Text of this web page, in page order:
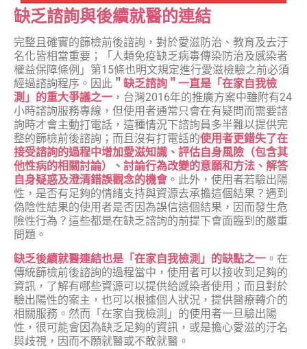
缺乏諮詢與後續就醫的連結
完整且確實的篩檢前後諮詢，對於愛滋防治、教育及去汙
名化皆相當重要；「人類免疫缺乏病毒傳染防治及感染者
權益保障條例」第15條也明文規定進行愛滋檢驗之前必須
經過諮詢程序。因此 ＂ 缺乏諮詢＂一直是「在家自我檢
測」的重大爭議之一 ，台灣2016年的推廣方案中雖附有24
小時諮詢服務專線，但使用者通常只會在有疑問而需要諮
詢時才會主動打電話，這種情況下諮詢員多半難以提供完
整的篩檢前後諮詢；而且沒有打電話的使用者更錯失了在
接受諮詢的過程中增加愛滋知識、評估自身風險（包含其
他性病的相關討論）、討論行為改變的意願和方法、解答
自身疑惑及澄清錯誤觀念的機會。此外，使用者若驗出陽
性，是否有足夠的情緒支持與資源去承擔這個結果？遇到
偽陰性結果的使用者是否因為誤信這個結果，因而發生危
險性行為？這些都是在缺乏諮詢的前提下會面臨到的嚴重
問題。
缺乏後續就醫連結也是「在家自我檢測」的缺點之一 。在
傳統篩檢前後諮詢的過程當中，使用者可以接收到足夠的
資訊，了解有哪些資源可以提供給感染者使用；而且對於
驗出陽性的案主，也可以根據個人狀況，提供醫療轉介的
相關服務。然而「在家自我檢測」的使用者一旦驗出陽
性，很可能會因為缺乏足夠的資訊，或是擔心愛滋的汙名
與歧視，因而不願就醫或不敢就醫。